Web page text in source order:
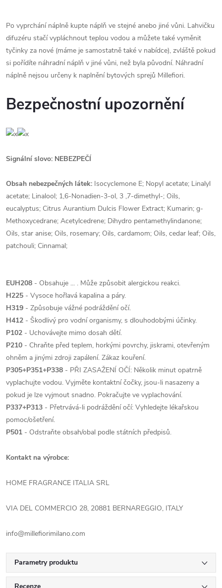
Po vyprchání náplně kupte náplň ve stejné anebo jiné vůni. Lahvičku
difuzéru stačí vypláchnout teplou vodou a můžete také vyměnit
tyčinky za nové (máme je samostatně také v nabídce), zvláště pokud
si pořídíte náhradní náplň v jiné vůni, než byla původní. Náhradní
náplně nejsou určeny k naplnění bytových sprejů Millefiori.
Bezpečnostní upozornění
Signální slovo: NEBEZPEČÍ
Obsah nebezpečných látek: Isocyclemone E; Nopyl acetate; Linalyl
acetate; Linalool; 1,6-Nonadien-3-ol, 3 ,7-dimethyl-; Oils,
eucalyptus; Citrus Aurantium Dulcis Flower Extract; Kumarin; g-
Methoxycedrane; Acetylcedrene; Dihydro pentamethylindanone;
Oils, star anise; Oils, rosemary; Oils, cardamom; Oils, cedar leaf; Oils,
patchouli; Cinnamal;
EUH208 - Obsahuje ... . Může způsobit alergickou reakci.
H225 - Vysoce hořlavá kapalina a páry.
H319 - Způsobuje vážné podráždění očí.
H412 - Škodlivý pro vodní organismy, s dlouhodobými účinky.
P102 - Uchovávejte mimo dosah dětí.
P210 - Chraňte před teplem, horkými povrchy, jiskrami, otevřeným
ohněm a jinými zdroji zapálení. Zákaz kouření.
P305+P351+P338 - PŘI ZASAŽENÍ OČÍ: Několik minut opatrně
vyplachujte vodou. Vyjměte kontaktní čočky, jsou-li nasazeny a
pokud je lze vyjmout snadno. Pokračujte ve vyplachování.
P337+P313 - Přetrvává-li podráždění očí: Vyhledejte lékařskou
pomoc/ošetření.
P501 - Odstraňte obsah/obal podle státních předpisů.
Kontakt na výrobce:
HOME FRAGRANCE ITALIA SRL
VIA DEL COMMERCIO 28, 20881 BERNAREGGIO, ITALY
info@millefiorimilano.com
Parametry produktu